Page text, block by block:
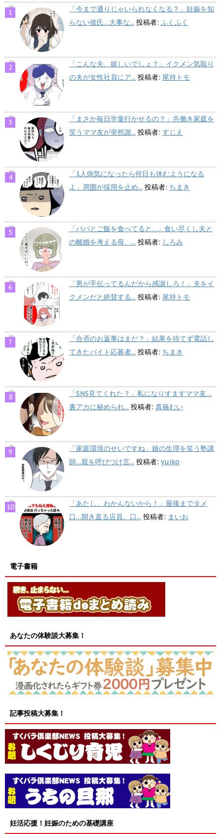
「今まで通りじゃいられなくなる？」妊娠を知
らない彼氏…大事な... 投稿者: ふくふく
「こんな夫、嬉しいでしょ？」イクメン気取り
の夫が女性社員にア... 投稿者: 尾持トモ
「まさか毎日学童行かせるの？」共働き家庭を
笑うママ友が突然謝... 投稿者: すじえ
「1人病気になったら何日も休むようになる
よ」周囲が採用を止め... 投稿者: ちまき
「パパとご飯を食べてると…」食い尽くし夫と
の離婚を考える母、... 投稿者: しろみ
「男が手伝ってるんだから感謝しろ！」夫をイ
クメンだと絶賛する... 投稿者: 尾持トモ
「合否のお返事はまだ？」結果を待てず電話し
てきたバイト応募者... 投稿者: ちまき
「SNS見てくれた？」私になりすますママ友…
裏アカに秘められ... 投稿者: 真篠むい
「家庭環境のせいですね」娘の生理を笑う塾講
師…親を呼びつけ言... 投稿者: yuiko
「あたし、わかんないから！」最後までタメ
口…開き直る店員。口... 投稿者: まいお
電子書籍
あなたの体験談大募集！
記事投稿大募集！
妊活応援！妊娠のための基礎講座